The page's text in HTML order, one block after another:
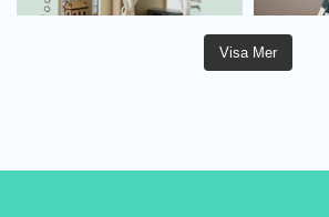
Visa Mer